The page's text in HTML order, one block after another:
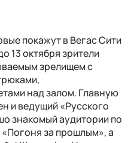
покажут в Вегас Сити
13 октября зрители
зрелищем с
над залом. Главную
и ведущий «Русского
знакомый аудитории по
за прошлым», а